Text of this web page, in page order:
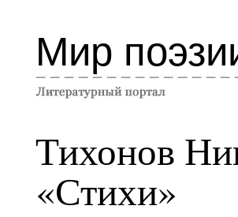
Мир
Тихонов
«Стихи»